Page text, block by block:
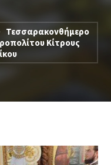
Τεσσαρακονθήμερο
Κίτρους